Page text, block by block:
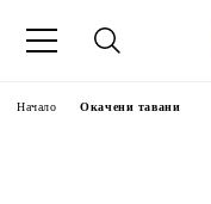
Начало Окачени тавани